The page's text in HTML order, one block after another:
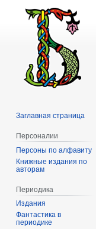
Заглавная страница
Персоналии
Персоны по алфавиту
Книжные издания по
авторам
Периодика
Издания
Фантастика в
периодике